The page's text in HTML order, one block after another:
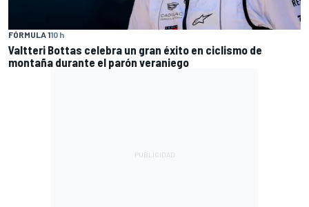
FÓRMULA 110 h
Valtteri Bottas celebra un gran éxito en ciclismo de
montaña durante el parón veraniego